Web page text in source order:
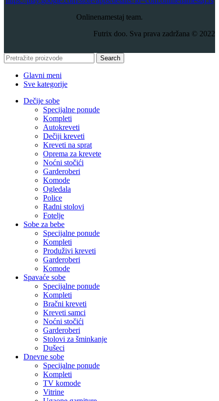
Onlinenamestaj team.
Futrix doo. Sva prava zadržana © 2022
Search
Glavni meni
Sve kategorije
Dečije sobe
Specijalne ponude
Kompleti
Autokreveti
Dečiji kreveti
Kreveti na sprat
Oprema za krevete
Noćni stočići
Garderoberi
Komode
Ogledala
Police
Radni stolovi
Fotelje
Sobe za bebe
Specijalne ponude
Kompleti
Produživi kreveti
Garderoberi
Komode
Spavaće sobe
Specijalne ponude
Kompleti
Bračni kreveti
Kreveti samci
Noćni stočići
Garderoberi
Stolovi za šminkanje
Dušeci
Dnevne sobe
Specijalne ponude
Kompleti
TV komode
Vitrine